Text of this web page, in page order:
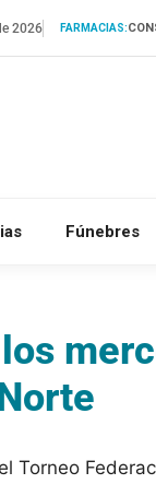
2026 FARMACIAS:
Fúnebres
Torneo